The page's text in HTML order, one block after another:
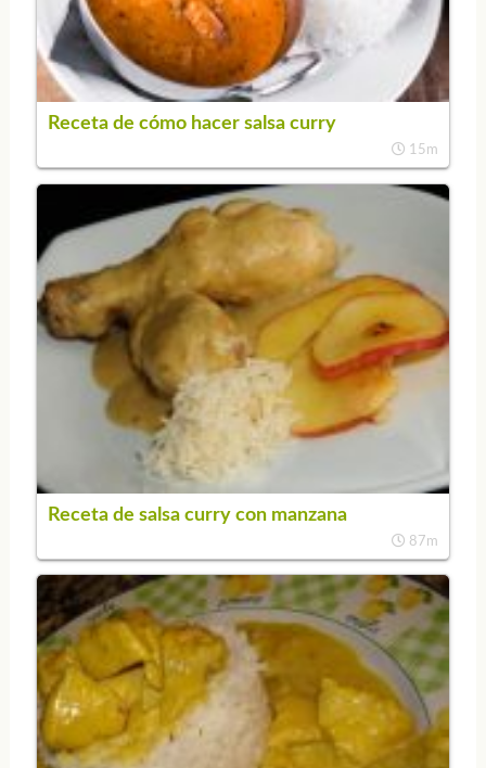
Receta de cómo hacer salsa curry
15m
Receta de salsa curry con manzana
87m